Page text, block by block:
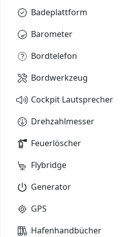
Badeplattform
Barometer
Bordtelefon
Bordwerkzeug
Cockpit Lautsprecher
Drehzahlmesser
Feuerlöscher
Flybridge
Generator
GPS
Hafenhandbücher